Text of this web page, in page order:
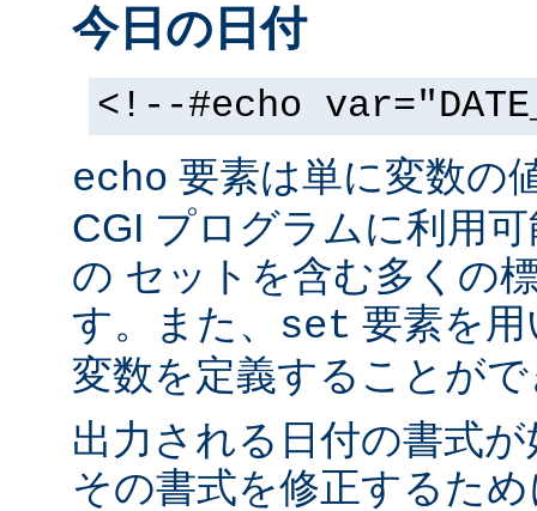
今日の日付
<!--#echo
echo 要素は単に変数の
CGI プログラムに利用
の セットを含む多くの
す。また、 set 要素を
変数を定義することが
出力される日付の書式
その書式を修正するた